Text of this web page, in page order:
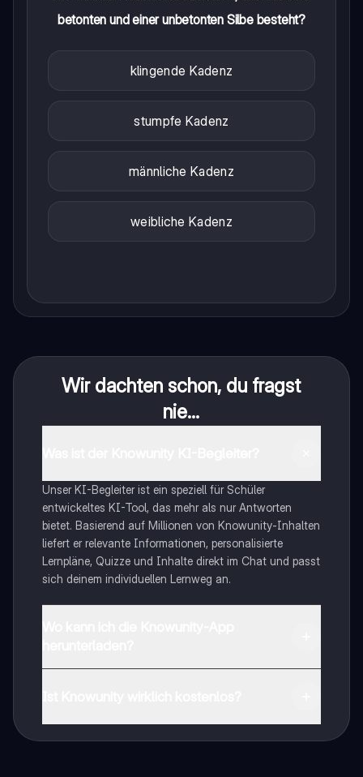
betonten und einer unbetonten Silbe besteht?
klingende Kadenz
stumpfe Kadenz
männliche Kadenz
weibliche Kadenz
Wir dachten schon, du fragst
nie...
Unser KI-Begleiter ist ein speziell für Schüler
entwickeltes KI-Tool, das mehr als nur Antworten
bietet. Basierend auf Millionen von Knowunity-Inhalten
liefert er relevante Informationen, personalisierte
Lernpläne, Quizze und Inhalte direkt im Chat und passt
sich deinem individuellen Lernweg an.